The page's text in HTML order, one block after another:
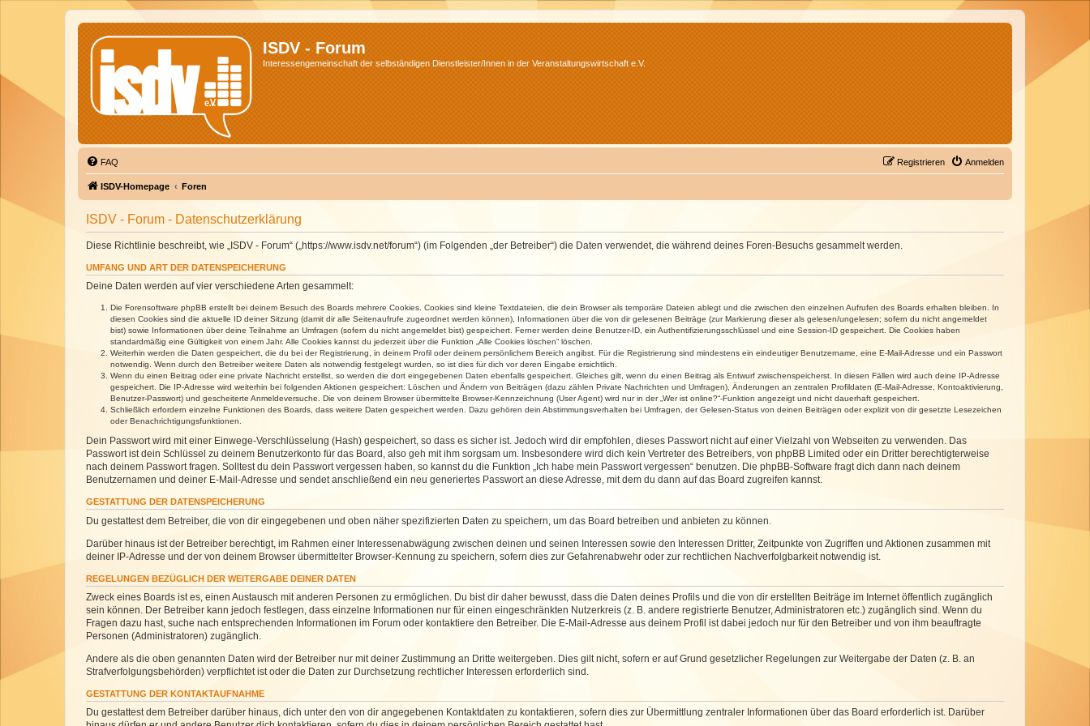
ISDV - Forum
Interessengemeinschaft der selbständigen Dienstleister/Innen in der Veranstaltungswirtschaft e.V.
FAQ Anmelden
Registrieren
ISDV-Homepage Foren
ISDV - Forum - Datenschutzerklärung
Diese Richtlinie beschreibt, wie „ISDV - Forum“ („https://www.isdv.net/forum“) (im Folgenden „der Betreiber“) die Daten verwendet, die während deines Foren-Besuchs gesammelt werden.
UMFANG UND ART DER DATENSPEICHERUNG
Deine Daten werden auf vier verschiedene Arten gesammelt:
Die Forensoftware phpBB erstellt bei deinem Besuch des Boards mehrere Cookies. Cookies sind kleine Textdateien, die dein Browser als temporäre Dateien ablegt und die zwischen den einzelnen Aufrufen des Boards erhalten bleiben. In
diesen Cookies sind die aktuelle ID deiner Sitzung (damit dir alle Seitenaufrufe zugeordnet werden können), Informationen über die von dir gelesenen Beiträge (zur Markierung dieser als gelesen/ungelesen; sofern du nicht angemeldet
bist) sowie Informationen über deine Teilnahme an Umfragen (sofern du nicht angemeldet bist) gespeichert. Ferner werden deine Benutzer-ID, ein Authentifizierungsschlüssel und eine Session-ID gespeichert. Die Cookies haben
standardmäßig eine Gültigkeit von einem Jahr. Alle Cookies kannst du jederzeit über die Funktion „Alle Cookies löschen“ löschen.
Weiterhin werden die Daten gespeichert, die du bei der Registrierung, in deinem Profil oder deinem persönlichem Bereich angibst. Für die Registrierung sind mindestens ein eindeutiger Benutzername, eine E-Mail-Adresse und ein Passwort
notwendig. Wenn durch den Betreiber weitere Daten als notwendig festgelegt wurden, so ist dies für dich vor deren Eingabe ersichtlich.
Wenn du einen Beitrag oder eine private Nachricht erstellst, so werden die dort eingegebenen Daten ebenfalls gespeichert. Gleiches gilt, wenn du einen Beitrag als Entwurf zwischenspeicherst. In diesen Fällen wird auch deine IP-Adresse
gespeichert. Die IP-Adresse wird weiterhin bei folgenden Aktionen gespeichert: Löschen und Ändern von Beiträgen (dazu zählen Private Nachrichten und Umfragen), Änderungen an zentralen Profildaten (E-Mail-Adresse, Kontoaktivierung,
Benutzer-Passwort) und gescheiterte Anmeldeversuche. Die von deinem Browser übermittelte Browser-Kennzeichnung (User Agent) wird nur in der „Wer ist online?“-Funktion angezeigt und nicht dauerhaft gespeichert.
Schließlich erfordern einzelne Funktionen des Boards, dass weitere Daten gespeichert werden. Dazu gehören dein Abstimmungsverhalten bei Umfragen, der Gelesen-Status von deinen Beiträgen oder explizit von dir gesetzte Lesezeichen
oder Benachrichtigungsfunktionen.
Dein Passwort wird mit einer Einwege-Verschlüsselung (Hash) gespeichert, so dass es sicher ist. Jedoch wird dir empfohlen, dieses Passwort nicht auf einer Vielzahl von Webseiten zu verwenden. Das
Passwort ist dein Schlüssel zu deinem Benutzerkonto für das Board, also geh mit ihm sorgsam um. Insbesondere wird dich kein Vertreter des Betreibers, von phpBB Limited oder ein Dritter berechtigterweise
nach deinem Passwort fragen. Solltest du dein Passwort vergessen haben, so kannst du die Funktion „Ich habe mein Passwort vergessen“ benutzen. Die phpBB-Software fragt dich dann nach deinem
Benutzernamen und deiner E-Mail-Adresse und sendet anschließend ein neu generiertes Passwort an diese Adresse, mit dem du dann auf das Board zugreifen kannst.
GESTATTUNG DER DATENSPEICHERUNG
Du gestattest dem Betreiber, die von dir eingegebenen und oben näher spezifizierten Daten zu speichern, um das Board betreiben und anbieten zu können.
Darüber hinaus ist der Betreiber berechtigt, im Rahmen einer Interessenabwägung zwischen deinen und seinen Interessen sowie den Interessen Dritter, Zeitpunkte von Zugriffen und Aktionen zusammen mit
deiner IP-Adresse und der von deinem Browser übermittelter Browser-Kennung zu speichern, sofern dies zur Gefahrenabwehr oder zur rechtlichen Nachverfolgbarkeit notwendig ist.
REGELUNGEN BEZÜGLICH DER WEITERGABE DEINER DATEN
Zweck eines Boards ist es, einen Austausch mit anderen Personen zu ermöglichen. Du bist dir daher bewusst, dass die Daten deines Profils und die von dir erstellten Beiträge im Internet öffentlich zugänglich
sein können. Der Betreiber kann jedoch festlegen, dass einzelne Informationen nur für einen eingeschränkten Nutzerkreis (z. B. andere registrierte Benutzer, Administratoren etc.) zugänglich sind. Wenn du
Fragen dazu hast, suche nach entsprechenden Informationen im Forum oder kontaktiere den Betreiber. Die E-Mail-Adresse aus deinem Profil ist dabei jedoch nur für den Betreiber und von ihm beauftragte
Personen (Administratoren) zugänglich.
Andere als die oben genannten Daten wird der Betreiber nur mit deiner Zustimmung an Dritte weitergeben. Dies gilt nicht, sofern er auf Grund gesetzlicher Regelungen zur Weitergabe der Daten (z. B. an
Strafverfolgungsbehörden) verpflichtet ist oder die Daten zur Durchsetzung rechtlicher Interessen erforderlich sind.
GESTATTUNG DER KONTAKTAUFNAHME
Du gestattest dem Betreiber darüber hinaus, dich unter den von dir angegebenen Kontaktdaten zu kontaktieren, sofern dies zur Übermittlung zentraler Informationen über das Board erforderlich ist. Darüber